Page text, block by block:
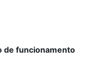
de funcionamento